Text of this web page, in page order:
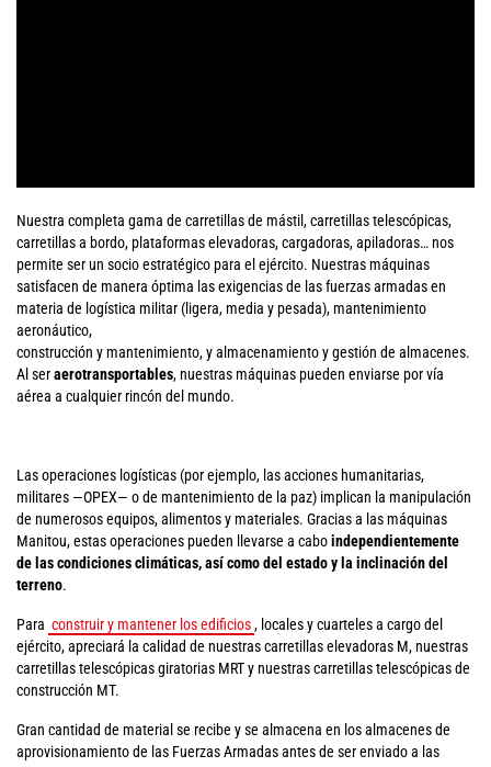
Nuestra completa gama de carretillas de mástil, carretillas telescópicas,
carretillas a bordo, plataformas elevadoras, cargadoras, apiladoras… nos
permite ser un socio estratégico para el ejército. Nuestras máquinas
satisfacen de manera óptima las exigencias de las fuerzas armadas en
materia de logística militar (ligera, media y pesada), mantenimiento
aeronáutico,
construcción y mantenimiento, y almacenamiento y gestión de almacenes.
Al seraerotransportables, nuestras máquinas pueden enviarse por vía
aérea a cualquier rincón del mundo.
Las operaciones logísticas (por ejemplo, las acciones humanitarias,
militares —OPEX— o de mantenimiento de la paz) implican la manipulación
de numerosos equipos, alimentos y materiales. Gracias a las máquinas
Manitou, estas operaciones pueden llevarse a caboindependientemente
de las condiciones climáticas, así como del estado y la inclinación del
terreno.
Para construir y mantener los edificios, locales y cuarteles a cargo del
ejército, apreciará la calidad de nuestras carretillas elevadoras M, nuestras
carretillas telescópicas giratorias MRT y nuestras carretillas telescópicas de
construcción MT.
Gran cantidad de material se recibe y se almacena en los almacenes de
aprovisionamiento de las Fuerzas Armadas antes de ser enviado a las